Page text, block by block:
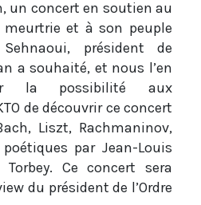
un concert en soutien au
et à son peuple
président de
a souhaité, et nous l’en
la possibilité aux
de découvrir ce concert
Liszt, Rachmaninov,
par Jean-Louis
Ce concert sera
du président de l’Ordre